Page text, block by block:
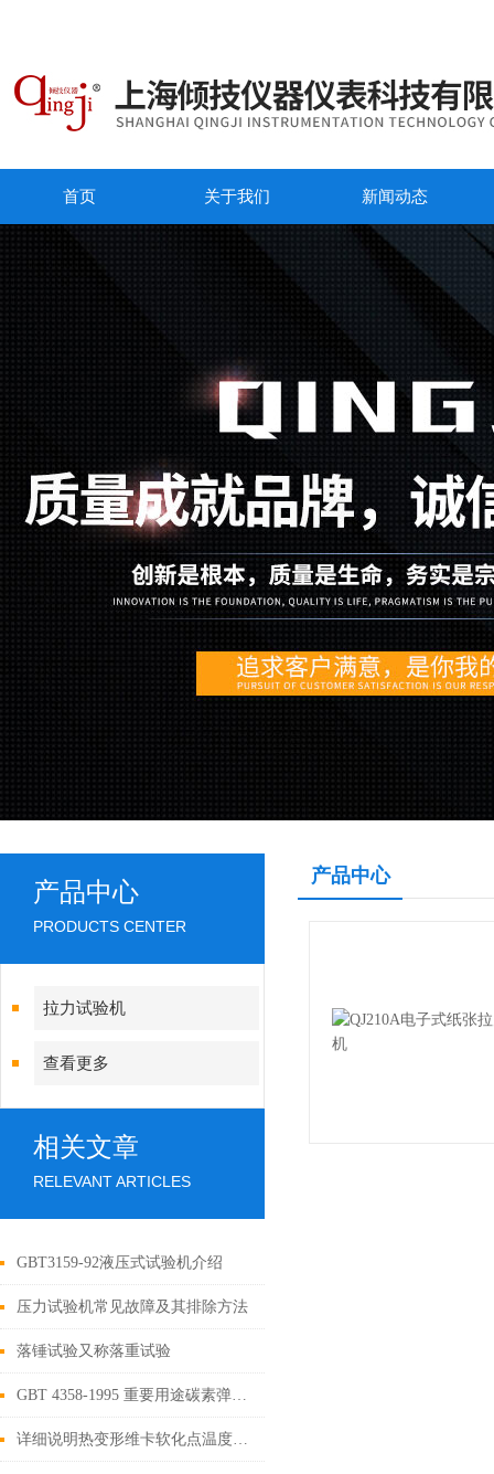
首页 关于我们 新闻动态
产品中心
PRODUCTS CENTER
拉力试验机
查看更多
相关文章
RELEVANT ARTICLES
GBT3159-92液压式试验机介绍
压力试验机常见故障及其排除方法
落锤试验又称落重试验
GBT 4358-1995 重要用途碳素弹簧钢丝
详细说明热变形维卡软化点温度测试仪的工作流程
产品中心